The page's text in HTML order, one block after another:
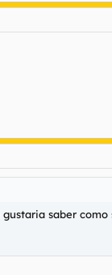
saber